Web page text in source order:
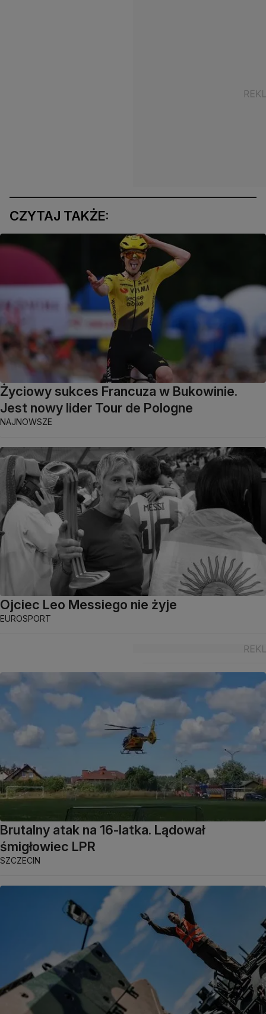
CZYTAJ TAKŻE:
Życiowy sukces Francuza w Bukowinie.
Jest nowy lider Tour de Pologne
NAJNOWSZE
Ojciec Leo Messiego nie żyje
EUROSPORT
Brutalny atak na 16-latka. Lądował
śmigłowiec LPR
SZCZECIN